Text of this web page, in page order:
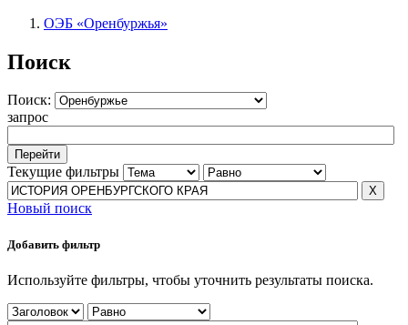
ОЭБ «Оренбуржья»
Поиск
Поиск:
запрос
Текущие фильтры
Новый поиск
Добавить фильтр
Используйте фильтры, чтобы уточнить результаты поиска.